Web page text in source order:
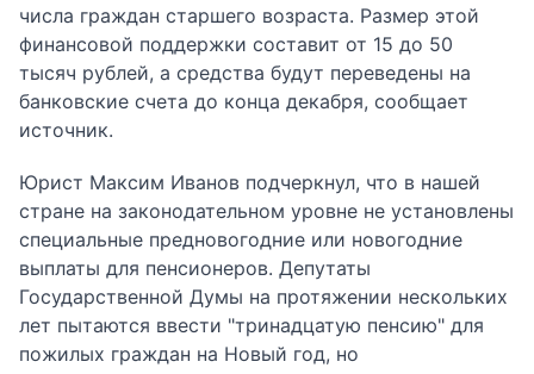
числа граждан старшего возраста. Размер этой
финансовой поддержки составит от 15 до 50
тысяч рублей, а средства будут переведены на
банковские счета до конца декабря, сообщает
источник.
Юрист Максим Иванов подчеркнул, что в нашей
стране на законодательном уровне не установлены
специальные предновогодние или новогодние
выплаты для пенсионеров. Депутаты
Государственной Думы на протяжении нескольких
лет пытаются ввести "тринадцатую пенсию" для
пожилых граждан на Новый год, но